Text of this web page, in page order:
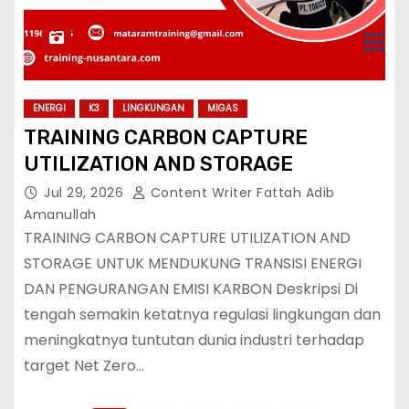
ENERGI K3 LINGKUNGAN MIGAS
TRAINING CARBON CAPTURE
UTILIZATION AND STORAGE
Jul 29, 2026
Content Writer Fattah Adib
Amanullah
TRAINING CARBON CAPTURE UTILIZATION AND
STORAGE UNTUK MENDUKUNG TRANSISI ENERGI
DAN PENGURANGAN EMISI KARBON Deskripsi Di
tengah semakin ketatnya regulasi lingkungan dan
meningkatnya tuntutan dunia industri terhadap
target Net Zero…